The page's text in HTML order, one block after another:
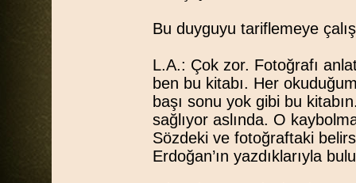
Bu duyguyu tariflemeye
L.A.: Çok zor. Fotoğrafı
ben bu kitabı. Her
başı sonu yok gibi bu
sağlıyor aslında. O
Sözdeki ve fotoğraftaki
Erdoğan’ın yazdıklarıyla